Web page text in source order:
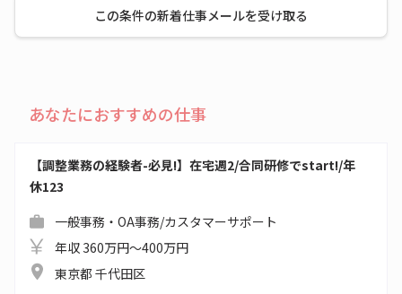
この条件の新着仕事メールを受け取る
あなたにおすすめの仕事
【調整業務の経験者-必見!】在宅週2/合同研修でstart!/年
休123
一般事務・OA事務/カスタマーサポート
年収 360万円～400万円
東京都 千代田区